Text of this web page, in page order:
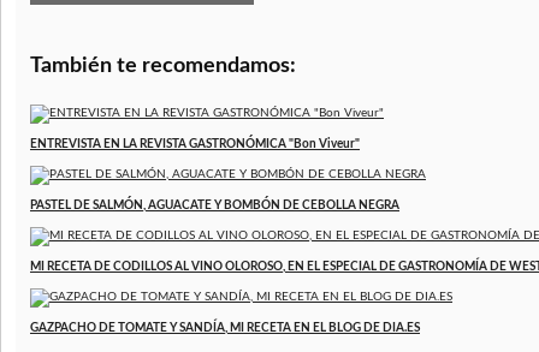
También te recomendamos:
ENTREVISTA EN LA REVISTA GASTRONÓMICA "Bon Viveur"
PASTEL DE SALMÓN, AGUACATE Y BOMBÓN DE CEBOLLA NEGRA
MI RECETA DE CODILLOS AL VINO OLOROSO, EN EL ESPECIAL DE GASTRONOMÍA DE
GAZPACHO DE TOMATE Y SANDÍA, MI RECETA EN EL BLOG DE DIA.ES